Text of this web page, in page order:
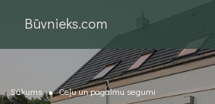
Būvnieks.com
Sākums Ceļu un pagalmu segumi